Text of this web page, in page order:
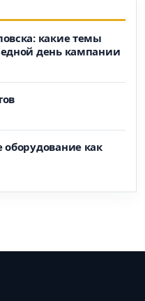
какие темы
день кампании
как